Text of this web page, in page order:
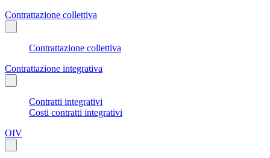
Contrattazione collettiva
Contrattazione collettiva
Contrattazione integrativa
Contratti integrativi
Costi contratti integrativi
OIV